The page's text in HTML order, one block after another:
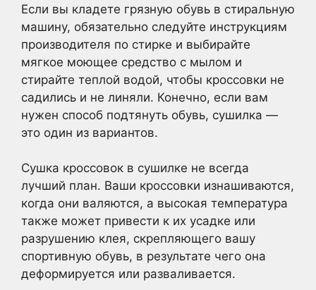
Если вы кладете грязную обувь в стиральную
машину, обязательно следуйте инструкциям
производителя по стирке и выбирайте
мягкое моющее средство с мылом и
стирайте теплой водой, чтобы кроссовки не
садились и не линяли. Конечно, если вам
нужен способ подтянуть обувь, сушилка —
это один из вариантов.
Сушка кроссовок в сушилке не всегда
лучший план. Ваши кроссовки изнашиваются,
когда они валяются, а высокая температура
также может привести к их усадке или
разрушению клея, скрепляющего вашу
спортивную обувь, в результате чего она
деформируется или разваливается.